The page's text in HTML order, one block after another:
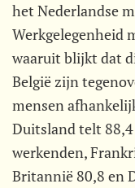
het Nederlandse
Werkgelegenheid
waaruit blijkt dat
België zijn
mensen
Duitsland telt
werkenden,
Britannië 80,8 en